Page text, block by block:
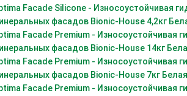
Facade Silicone - Износоустойчивая
фасадов Bionic-House 4,2кг
Facade Premium - Износоустойчивая
фасадов Bionic-House 14кг
Facade Premium - Износоустойчивая
фасадов Bionic-House 7кг
Facade Premium - Износоустойчивая